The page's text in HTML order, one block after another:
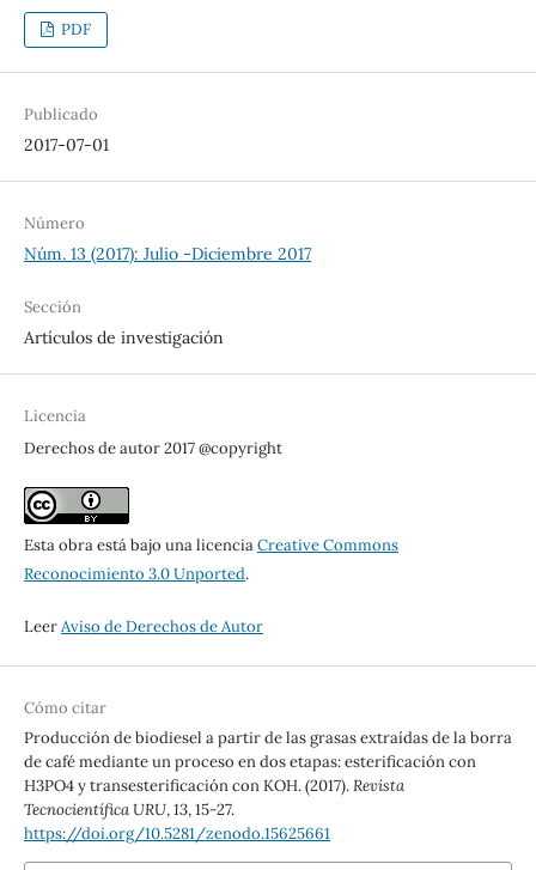
PDF
Publicado
2017-07-01
Número
Núm. 13 (2017): Julio -Diciembre 2017
Sección
Artículos de investigación
Licencia
Derechos de autor 2017 @copyright
Esta obra está bajo una licenciaCreative Commons
Reconocimiento 3.0 Unported.
LeerAviso de Derechos de Autor
Cómo citar
Producción de biodiesel a partir de las grasas extraídas de la borra
de café mediante un proceso en dos etapas: esterificación con
H3PO4 y transesterificación con KOH. (2017).Revista
Tecnocientífica URU,13, 15-27.
https://doi.org/10.5281/zenodo.15625661